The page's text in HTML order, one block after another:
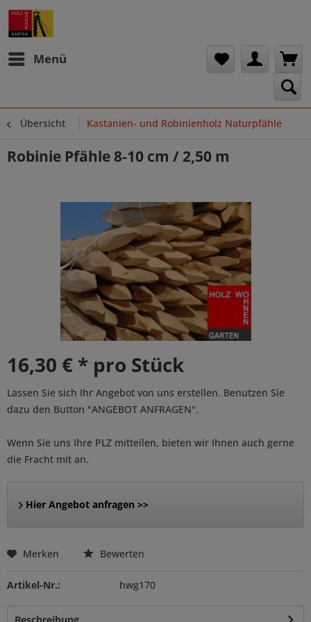
Menü
Übersicht Kastanien- und Robinienholz Naturpfähle
Robinie Pfähle 8-10 cm / 2,50 m
16,30 € * pro Stück
Lassen Sie sich Ihr Angebot von uns erstellen. Benutzen Sie
dazu den Button "ANGEBOT ANFRAGEN".
Wenn Sie uns Ihre PLZ mitteilen, bieten wir Ihnen auch gerne
die Fracht mit an.
Hier Angebot anfragen >>
Merken Bewerten
Artikel-Nr.: hwg170